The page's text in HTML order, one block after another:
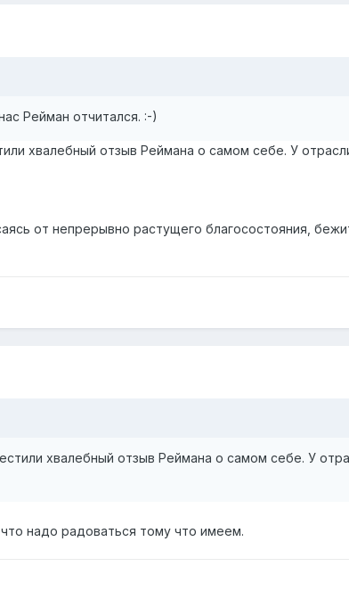
Рейман отчитался. :-)
хвалебный отзыв Реймана о самом себе. У
от непрерывно растущего благосостояния,
хвалебный отзыв Реймана о самом себе. У
надо радоваться тому что имеем.